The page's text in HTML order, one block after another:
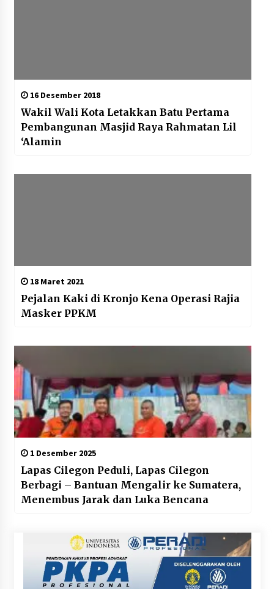
16 Desember 2018
Wakil Wali Kota Letakkan Batu Pertama
Pembangunan Masjid Raya Rahmatan Lil
‘Alamin
18 Maret 2021
Pejalan Kaki di Kronjo Kena Operasi Rajia
Masker PPKM
1 Desember 2025
Lapas Cilegon Peduli, Lapas Cilegon
Berbagi – Bantuan Mengalir ke Sumatera,
Menembus Jarak dan Luka Bencana